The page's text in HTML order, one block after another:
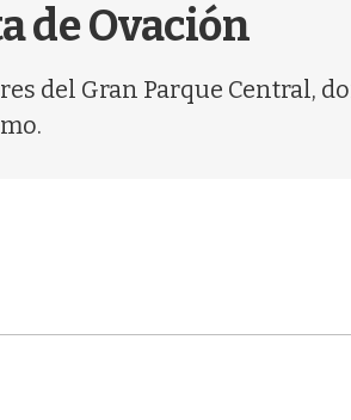
de Ovación
del Gran Parque Central,